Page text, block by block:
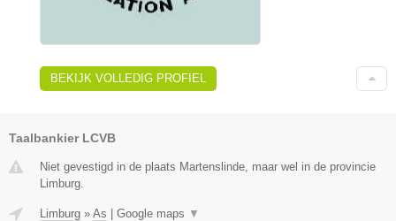
BEKIJK VOLLEDIG PROFIEL
Taalbankier LCVB
Niet gevestigd in de plaats Martenslinde, maar wel in de provincie
Limburg.
Limburg » As Google maps ▼